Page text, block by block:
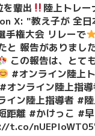
輩出
陸上トレー
X: "教え子が 全日
手権大会 リレーで
と 報告がありまし
この報告は、とて
#オンライン陸上
オンライン陸上指
イン陸上指導者 #
距離 #かけっこ #早
t.co/